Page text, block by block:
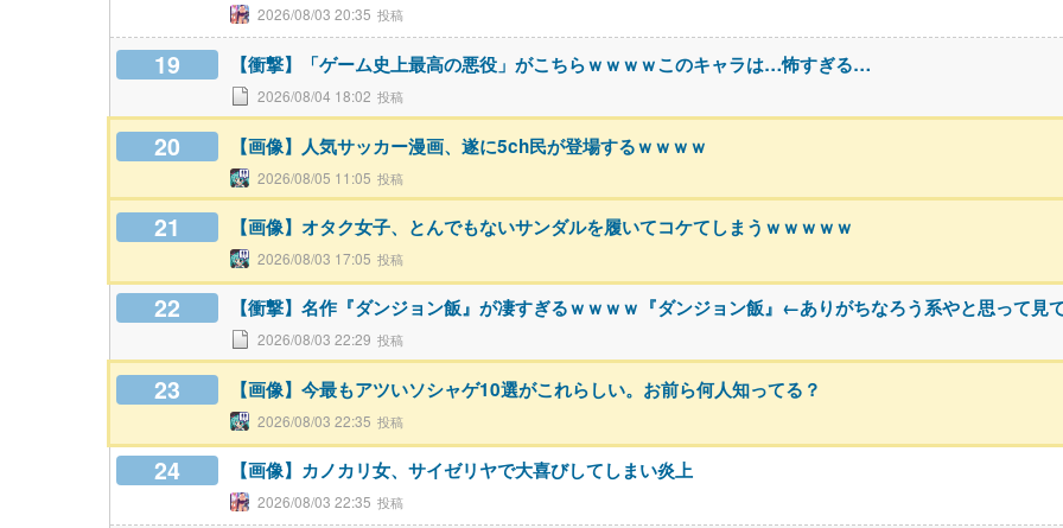
2026/08/03 20:35
19 【衝撃】「ゲーム史上最高の悪役」がこちらｗｗｗｗこのキャラは…怖すぎる…
2026/08/04 18:02
20 【画像】人気サッカー漫画、遂に5ch民が登場するｗｗｗｗ
2026/08/05 11:05
21 【画像】オタク女子、とんでもないサンダルを履いてコケてしまうｗｗｗｗｗ
2026/08/03 17:05
22 【衝撃】名作『ダンジョン飯』が凄すぎるｗｗｗｗ『ダンジョン飯』←ありがちなろう系やと思って
2026/08/03 22:29
23 【画像】今最もアツいソシャゲ10選がこれらしい。お前ら何人知ってる？
2026/08/03 22:35
24 【画像】カノカリ女、サイゼリヤで大喜びしてしまい炎上
2026/08/03 22:35